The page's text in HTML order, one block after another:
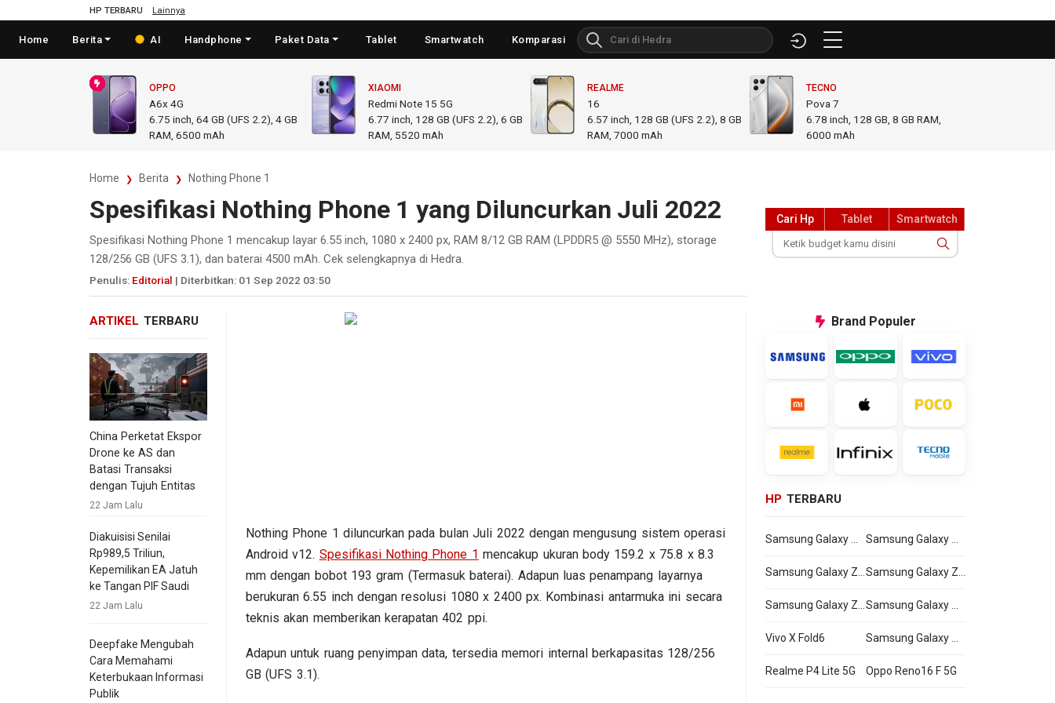
HP TERBARU Lainnya
Home Berita AI Handphone Paket Data Tablet Smartwatch Komparasi
OPPO
A6x 4G
6.75 inch, 64 GB (UFS 2.2), 4 GB
RAM 6500 mAh
XIAOMI
Redmi Note 15 5G
6.77 inch, 128 GB (UFS 2.2), 6 GB
RAM 5520 mAh
REALME
16
6.57 inch, 128 GB (UFS 2.2), 8 GB
RAM 7000 mAh
TECNO
Pova 7
6.78 inch, 128 GB, 8 GB RAM
6000 mAh
Home Berita Nothing Phone 1
Spesifikasi Nothing Phone 1 yang Diluncurkan Juli 2022
Spesifikasi Nothing Phone 1 mencakup layar 6.55 inch, 1080 x 2400 px, RAM 8/12 GB RAM (LPDDR5 @ 5550 MHz), storage
128/256 GB (UFS 3.1), dan baterai 4500 mAh. Cek selengkapnya di Hedra.
Penulis: Editorial | Diterbitkan: 01 Sep 2022 03:50
Cari Hp Tablet Smartwatch
ARTIKEL TERBARU
China Perketat Ekspor
Drone ke AS dan
Batasi Transaksi
dengan Tujuh Entitas
22 Jam Lalu
Diakuisisi Senilai
Rp989,5 Triliun,
Kepemilikan EA Jatuh
ke Tangan PIF Saudi
22 Jam Lalu
Deepfake Mengubah
Cara Memahami
Keterbukaan Informasi
Publik
Nothing Phone 1 diluncurkan pada bulan Juli 2022 dengan mengusung sistem operasi
Android v12. Spesifikasi Nothing Phone 1 mencakup ukuran body 159.2 x 75.8 x 8.3
mm dengan bobot 193 gram (Termasuk baterai). Adapun luas penampang layarnya
berukuran 6.55 inch dengan resolusi 1080 x 2400 px. Kombinasi antarmuka ini secara
teknis akan memberikan kerapatan 402 ppi.
Adapun untuk ruang penyimpan data, tersedia memori internal berkapasitas 128/256
GB (UFS 3.1).
Brand Populer
HP TERBARU
Vivo X Fold6
Realme P4 Lite 5G Oppo Reno16 F 5G